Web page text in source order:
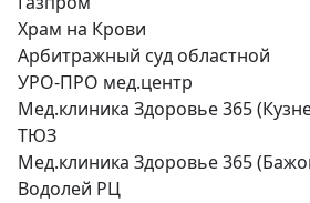
Храм на Крови
Арбитражный суд областной
УРО-ПРО мед.центр
Мед.клиника Здоровье 365
ТЮЗ
Мед.клиника Здоровье 365
Водолей РЦ